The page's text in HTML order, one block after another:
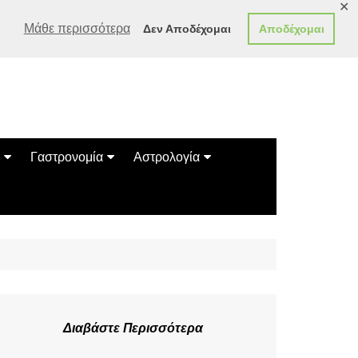
Μάθε περισσότερα Δεν Αποδέχομαι Αποδέχομαι
✕
Γαστρονομία
Συνταγές
Αστρολογία
Κινέζικο Ωροσκόπιο
Διαβάστε Περισσότερα